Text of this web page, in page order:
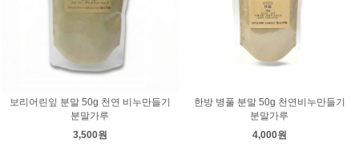
보리어린잎 분말 50g 천연 비누만들기
분말가루
3,500원
한방 병풀 분말 50g 천연비누만들기
분말가루
4,000원